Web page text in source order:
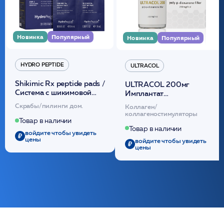
Новинка Популярный
HYDRO PEPTIDE
Shikimic Rx peptide pads /
Cистема с шикимовой
кислотой обновляющая
(30шт) /HP
Скрабы/пилинги дом.
Товар в наличии
войдите чтобы увидеть
цены
Новинка Популярный
ULTRACOL
ULTRACOL 200мг
Имплантат
внутридермальный,
стерильный на основе
полидиоксанона
/ULTRACOL
Коллаген/
коллагеностимуляторы
Товар в наличии
войдите чтобы увидеть
цены